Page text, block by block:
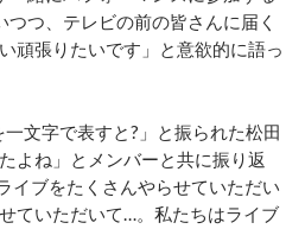
つ、テレビの前の皆さんに届く
頑張りたいです」と意欲的に語っ
文字で表すと?」と振られた松田
よね」とメンバーと共に振り返
イブをたくさんやらせていただい
ていただいて…。私たちはライブ